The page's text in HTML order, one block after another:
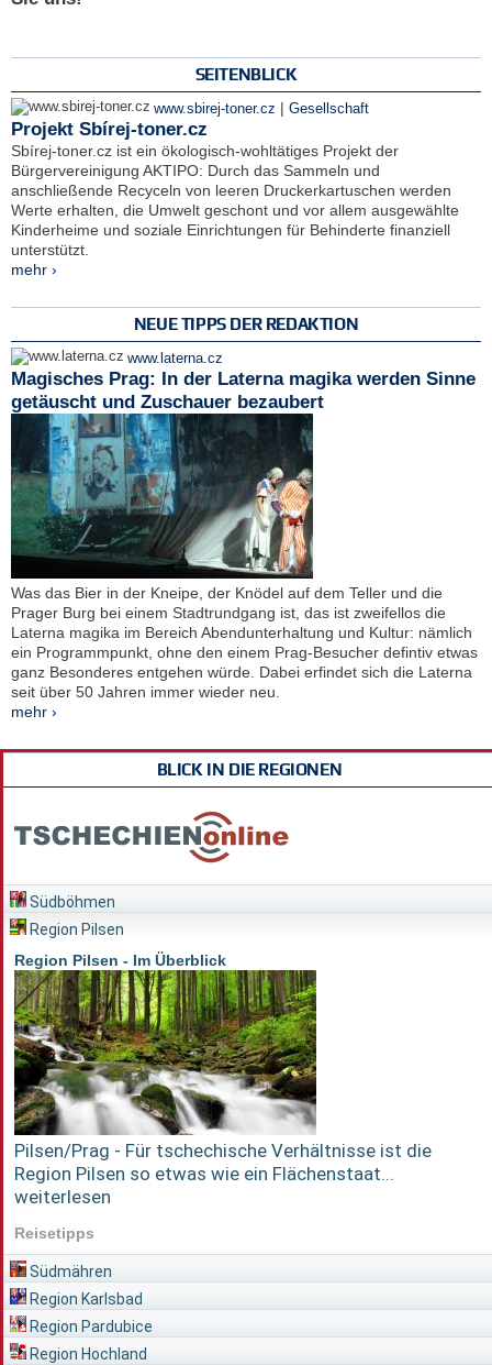
SEITENBLICK
www.sbirej-toner.cz | Gesellschaft
Projekt Sbírej-toner.cz
Sbírej-toner.cz ist ein ökologisch-wohltätiges Projekt der
Bürgervereinigung AKTIPO: Durch das Sammeln und
anschließende Recyceln von leeren Druckerkartuschen werden
Werte erhalten, die Umwelt geschont und vor allem ausgewählte
Kinderheime und soziale Einrichtungen für Behinderte finanziell
unterstützt.
mehr ›
NEUE TIPPS DER REDAKTION
www.laterna.cz
Magisches Prag: In der Laterna magika werden Sinne
getäuscht und Zuschauer bezaubert
Was das Bier in der Kneipe, der Knödel auf dem Teller und die
Prager Burg bei einem Stadtrundgang ist, das ist zweifellos die
Laterna magika im Bereich Abendunterhaltung und Kultur: nämlich
ein Programmpunkt, ohne den einem Prag-Besucher defintiv etwas
ganz Besonderes entgehen würde. Dabei erfindet sich die Laterna
seit über 50 Jahren immer wieder neu.
mehr ›
BLICK IN DIE REGIONEN
Südböhmen
Region Pilsen
Region Pilsen - Im Überblick
Pilsen/Prag - Für tschechische Verhältnisse ist die
Region Pilsen so etwas wie ein Flächenstaat...
weiterlesen
Reisetipps
Südmähren
Region Karlsbad
Region Pardubice
Region Hochland